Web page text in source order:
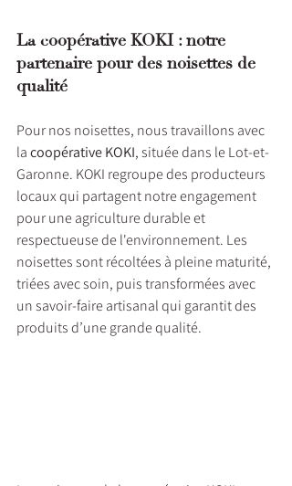
La coopérative KOKI : notre
partenaire pour des noisettes de
qualité
Pour nos noisettes, nous travaillons avec
la coopérative KOKI, située dans le Lot-et-
Garonne. KOKI regroupe des producteurs
locaux qui partagent notre engagement
pour une agriculture durable et
respectueuse de l'environnement. Les
noisettes sont récoltées à pleine maturité,
triées avec soin, puis transformées avec
un savoir-faire artisanal qui garantit des
produits d’une grande qualité.